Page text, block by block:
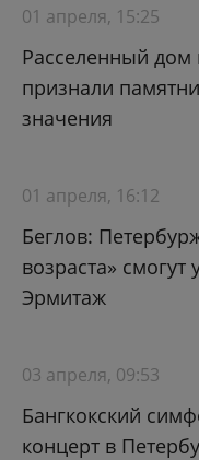
01 апреля, 15:25
Расселенный дом
признали
значения
01 апреля, 16:12
Беглов:
возраста» смогут
Эрмитаж
03 апреля, 09:53
Бангкокский
концерт в